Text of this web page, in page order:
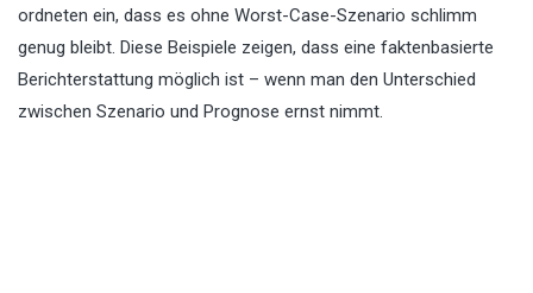
ordneten ein, dass es ohne Worst-Case-Szenario schlimm
genug bleibt. Diese Beispiele zeigen, dass eine faktenbasierte
Berichterstattung möglich ist – wenn man den Unterschied
zwischen Szenario und Prognose ernst nimmt.